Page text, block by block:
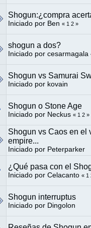
Shogun:¿compra
Iniciado por Ben « 1 2 »
shogun a dos?
Iniciado por cesarmagala
Shogun vs Samurai
Iniciado por kovain
Shogun o Stone Age
Iniciado por Neckus « 1 2 »
Shogun vs Caos en el
empire...
Iniciado por Peterparker
¿Qué pasa con el
Iniciado por Celacanto « 1
Shogun interruptus
Iniciado por Dingolon